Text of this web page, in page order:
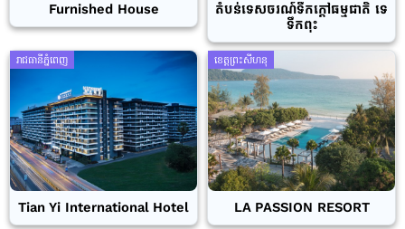
Furnished House
តំបន់ទេសចរណ៍ទឹកក្តៅធម្មជាតិ ទេ
ទឹកពុះ
រាជធានីភ្នំពេញ
Tian Yi International Hotel
ខេត្តព្រះសីហនុ
LA PASSION RESORT